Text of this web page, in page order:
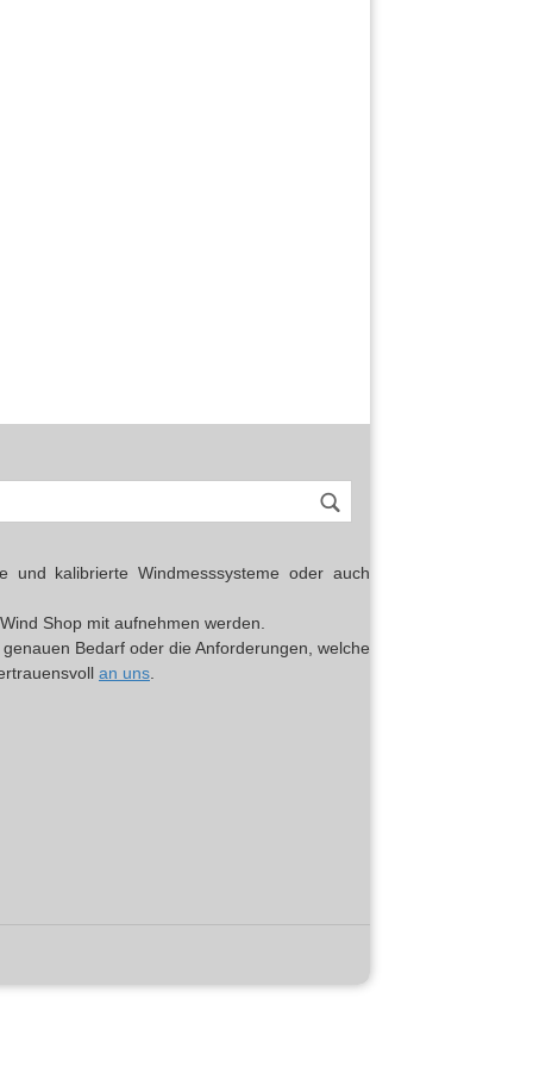
kalibrierte Windmesssysteme oder auch
Shop mit aufnehmen werden.
Bedarf oder die Anforderungen, welche
an uns